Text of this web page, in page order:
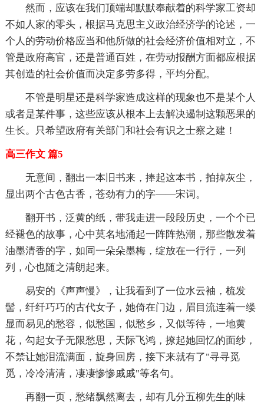
然而，应该在我们顶端却默默奉献着的科学家工资却
不如人家的零头，根据马克思主义政治经济学的论述，一
个人的劳动价格应当和他所做的社会经济价值相对立，不
管是政府高官，还是普通百姓，在劳动报酬方面都应根据
其创造的社会价值而决定多劳多得，平均分配。
不管是明星还是科学家造成这样的现象也不是某个人
或者是某件事，这些应该从根本上去解决遏制这颗恶果的
生长。只希望政府有关部门和社会有识之士察之建！
高三作文 篇5
无意间，翻出一本旧书来，捧起这本书，拍掉灰尘，
显出两个古色古香，苍劲有力的字——宋词。
翻开书，泛黄的纸，带我走进一段段历史，一个个已
经褪色的故事，心中莫名地涌起一阵阵热潮，那些散发着
油墨清香的字，如同一朵朵墨梅，绽放在一行行，一列
列，心也随之清朗起来。
易安的《声声慢》，让我看到了一位水云袖，梳发
髻，纤纤巧巧的古代女子，她倚在门边，眉目流连着一缕
显而易见的愁容，似愁国，似愁乡，又似等待，一地黄
花，勾起女子无限愁思，天际飞鸿，撩起她回忆的面纱，
不禁让她泪流满面，旋身回房，接下来就有了"寻寻觅
觅，冷冷清清，凄凄惨惨戚戚"等名句。
再翻一页，愁绪飘然离去，却有几分五柳先生的味